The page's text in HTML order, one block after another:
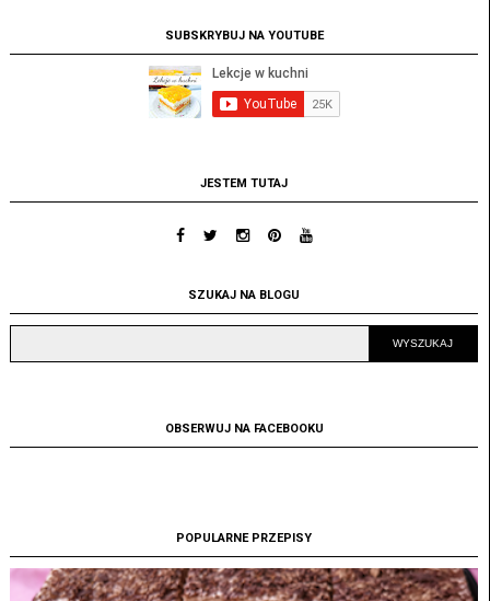
SUBSKRYBUJ NA YOUTUBE
JESTEM TUTAJ
SZUKAJ NA BLOGU
OBSERWUJ NA FACEBOOKU
POPULARNE PRZEPISY